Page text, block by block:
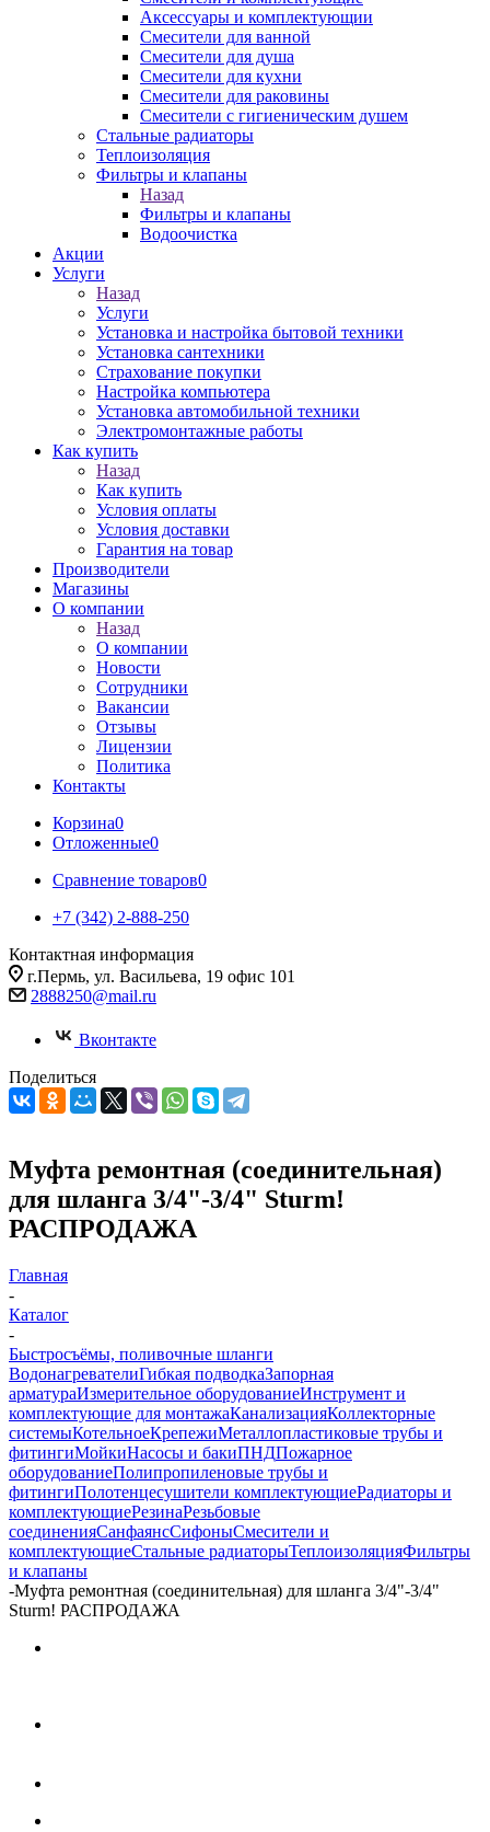
Аксессуары и комплектующии
Смесители для ванной
Смесители для душа
Смесители для кухни
Смесители для раковины
Смесители с гигиеническим душем
Стальные радиаторы
Теплоизоляция
Фильтры и клапаны
Назад
Фильтры и клапаны
Водоочистка
Акции
Услуги
Назад
Услуги
Установка и настройка бытовой техники
Установка сантехники
Страхование покупки
Настройка компьютера
Установка автомобильной техники
Электромонтажные работы
Как купить
Назад
Как купить
Условия оплаты
Условия доставки
Гарантия на товар
Производители
Магазины
О компании
Назад
О компании
Новости
Сотрудники
Вакансии
Отзывы
Лицензии
Политика
Контакты
Корзина0
Отложенные0
Сравнение товаров0
+7 (342) 2-888-250
Контактная информация
г.Пермь, ул. Васильева, 19 офис 101
2888250@mail.ru
Вконтакте
Поделиться
Муфта ремонтная (соединительная)
для шланга 3/4"-3/4" Sturm!
РАСПРОДАЖА
Главная
-
Каталог
-
Быстросъёмы, поливочные шланги
ВодонагревателиГибкая подводкаЗапорная
арматураИзмерительное оборудованиеИнструмент и
комплектующие для монтажаКанализацияКоллекторные
системыКотельноеКрепежиМеталлопластиковые трубы и
фитингиМойкиНасосы и бакиПНДПожарное
оборудованиеПолипропиленовые трубы и
фитингиПолотенцесушители комплектующиеРадиаторы и
комплектующиеРезинаРезьбовые
соединенияСанфаянсСифоныСмесители и
комплектующиеСтальные радиаторыТеплоизоляцияФильтры
и клапаны
-Муфта ремонтная (соединительная) для шланга 3/4"-3/4"
Sturm! РАСПРОДАЖА